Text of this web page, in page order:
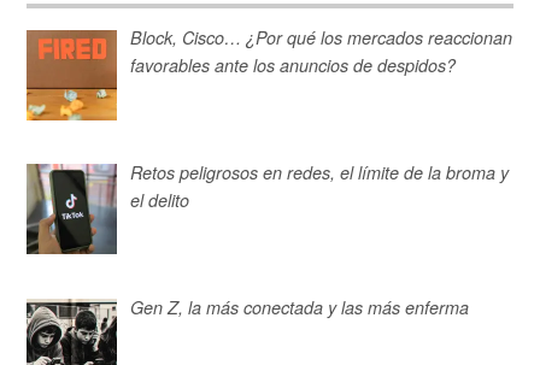
Block, Cisco… ¿Por qué los mercados reaccionan
favorables ante los anuncios de despidos?
Retos peligrosos en redes, el límite de la broma y
el delito
Gen Z, la más conectada y las más enferma